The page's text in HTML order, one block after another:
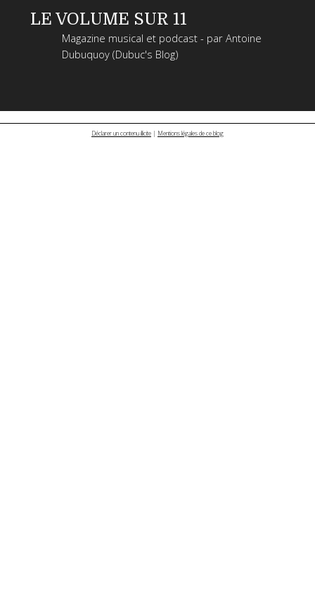
LE VOLUME SUR 11
Magazine musical et podcast - par Antoine
Dubuquoy (Dubuc's Blog)
Déclarer un contenu illicite | Mentions légales de ce blog